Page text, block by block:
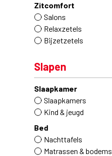
Zitcomfort
Salons
Relaxzetels
Bijzetzetels
Slapen
Slaapkamer
Slaapkamers
Kind & jeugd
Bed
Nachttafels
Matrassen & bodems